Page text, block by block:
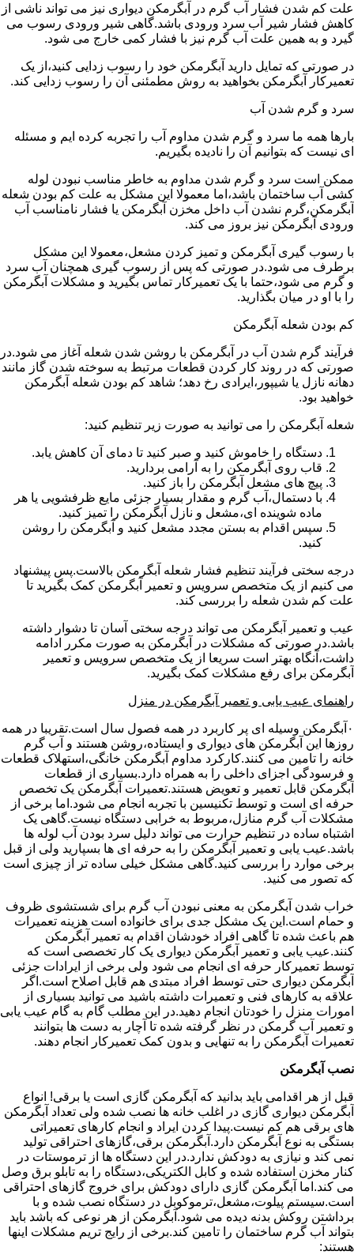
علت کم شدن فشار آب گرم در آبگرمکن دیواری نیز می تواند ناشی از
کاهش فشار شیر آب سرد ورودی باشد.گاهی شیر ورودی رسوب می
گیرد و به همین علت آب گرم نیز با فشار کمی خارج می شود.
در صورتی که تمایل دارید آبگرمکن خود را رسوب زدایی کنید،از یک
تعمیرکار آبگرمکن بخواهید به روش مطمئنی آن را رسوب زدایی کند.
سرد و گرم شدن آب
بارها همه ما سرد و گرم شدن مداوم آب را تجربه کرده ایم و مسئله
ای نیست که بتوانیم آن را نادیده بگیریم.
ممکن است سرد و گرم شدن مداوم به خاطر مناسب نبودن لوله
کشی آب ساختمان باشد،اما معمولا این مشکل به علت کم بودن شعله
آبگرمکن،گرم نشدن آب داخل مخزن آبگرمکن یا فشار نامناسب آب
ورودی آبگرمکن نیز بروز می کند.
با رسوب گیری آبگرمکن و تمیز کردن مشعل،معمولا این مشکل
برطرف می شود.در صورتی که پس از رسوب گیری همچنان آب سرد
و گرم می شود،حتما با یک تعمیرکار تماس بگیرید و مشکلات آبگرمکن
را با او در میان بگذارید.
کم بودن شعله آبگرمکن
فرآیند گرم شدن آب در آبگرمکن با روشن شدن شعله آغاز می شود.در
صورتی که در روند کار کردن قطعات مرتبط به سوخته شدن گاز مانند
دهانه نازل یا شیپور،ایرادی رخ دهد؛ شاهد کم بودن شعله آبگرمکن
خواهید بود.
شعله آبگرمکن را می توانید به صورت زیر تنظیم کنید:
دستگاه را خاموش کنید و صبر کنید تا دمای آن کاهش یابد.
قاب روی آبگرمکن را به آرامی بردارید.
پیچ های مشعل آبگرمکن را باز کنید.
با دستمال،آب گرم و مقدار بسیار جزئی مایع ظرفشویی یا هر
ماده شوینده ای،مشعل و نازل آبگرمکن را تمیز کنید.
سپس اقدام به بستن مجدد مشعل کنید و آبگرمکن را روشن
کنید.
درجه سختی فرآیند تنظیم فشار شعله آبگرمکن بالاست.پس پیشنهاد
می کنیم از یک متخصص سرویس و تعمیر آبگرمکن کمک بگیرید تا
علت کم شدن شعله را بررسی کند.
عیب و تعمیر آبگرمکن می تواند درجه سختی آسان تا دشوار داشته
باشد.در صورتی که مشکلات در آبگرمکن به صورت مکرر ادامه
داشت،آنگاه بهتر است سریعا از یک متخصص سرویس و تعمیر
آبگرمکن برای رفع مشکلات کمک بگیرید.
راهنمای عیب یابی و تعمیر آبگرمکن در منزل
۰آبگرمکن وسیله ای پر کاربرد در همه فصول سال است.تقریبا در همه
روزها این آبگرمکن های دیواری و ایستاده،روشن هستند و آب گرم
خانه را تامین می کنند.کارکرد مداوم آبگرمکن خانگی،استهلاک قطعات
و فرسودگی اجزای داخلی را به همراه دارد.بسیاری از قطعات
آبگرمکن قابل تعمیر و تعویض هستند.تعمیرات آبگرمکن یک تخصص
حرفه ای است و توسط تکنیسین با تجربه انجام می شود.اما برخی از
مشکلات آب گرم منازل،مربوط به خرابی دستگاه نیست.گاهی یک
اشتباه ساده در تنظیم حرارت می تواند دلیل سرد بودن آب لوله ها
باشد.عیب یابی و تعمیر آبگرمکن را به حرفه ای ها بسپارید ولی از قبل
برخی موارد را بررسی کنید.گاهی مشکل خیلی ساده تر از چیزی است
که تصور می کنید.
خراب شدن آبگرمکن به معنی نبودن آب گرم برای شستشوی ظروف
و حمام است.این یک مشکل جدی برای خانواده است هزینه تعمیرات
هم باعث شده تا گاهی افراد خودشان اقدام به تعمیر آبگرمکن
کنند.عیب یابی و تعمیر آبگرمکن دیواری یک کار تخصصی است که
توسط تعمیرکار حرفه ای انجام می شود ولی برخی از ایرادات جزئی
آبگرمکن دیواری حتی توسط افراد مبتدی هم قابل اصلاح است.اگر
علاقه به کارهای فنی و تعمیرات داشته باشید می توانید بسیاری از
امورات منزل را خودتان انجام دهید.در این مطلب گام به گام عیب یابی
و تعمیر آب گرمکن در نظر گرفته شده تا آچار به دست ها بتوانند
تعمیرات آبگرمکن را به تنهایی و بدون کمک تعمیرکار انجام دهند.
نصب آبگرمکن
قبل از هر اقدامی باید بدانید که آبگرمکن گازی است یا برقی! انواع
آبگرمکن دیواری گازی در اغلب خانه ها نصب شده ولی تعداد آبگرمکن
های برقی هم کم نیست.پیدا کردن ایراد و انجام کارهای تعمیراتی
بستگی به نوع آبگرمکن دارد.آبگرمکن برقی،گازهای احتراقی تولید
نمی کند و نیازی به دودکش ندارد.در این دستگاه ها از ترموستات در
کنار مخزن استفاده شده و کابل الکتریکی،دستگاه را به تابلو برق وصل
می کند.اما آبگرمکن گازی دارای دودکش برای خروج گازهای احتراقی
است.سیستم پیلوت،مشعل،ترموکوبل در دستگاه نصب شده و با
برداشتن روکش بدنه دیده می شود.آبگرمکن از هر نوعی که باشد باید
بتواند آب گرم ساختمان را تامین کند.برخی از رایج تریم مشکلات اینها
هستند: